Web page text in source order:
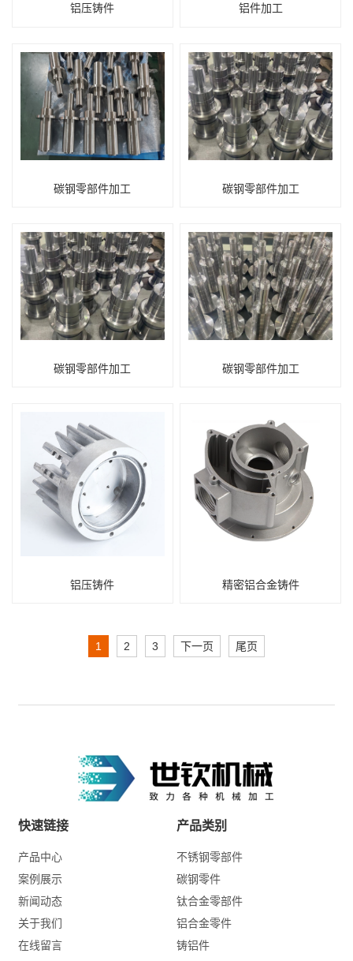
铝压铸件 铝件加工
碳钢零部件加工 碳钢零部件加工
碳钢零部件加工 碳钢零部件加工
铝压铸件 精密铝合金铸件
1 2 3 下一页 尾页
快速链接
产品中心
案例展示
新闻动态
关于我们
在线留言
产品类别
不锈钢零部件
碳钢零件
钛合金零部件
铝合金零件
铸铝件